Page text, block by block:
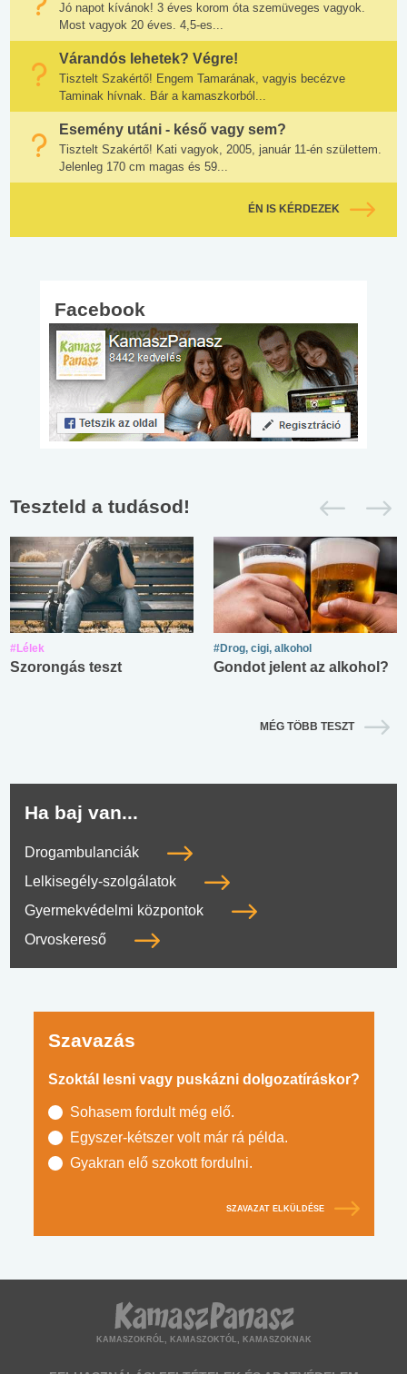
Jó napot kívánok! 3 éves korom óta szemüveges vagyok.
Most vagyok 20 éves. 4,5-es...
Várandós lehetek? Végre!
Tisztelt Szakértő! Engem Tamarának, vagyis becézve
Taminak hívnak. Bár a kamaszkorból...
Esemény utáni - késő vagy sem?
Tisztelt Szakértő! Kati vagyok, 2005, január 11-én születtem.
Jelenleg 170 cm magas és 59...
ÉN IS KÉRDEZEK
Facebook
Teszteld a tudásod!
#Lélek
Szorongás teszt
#Drog, cigi, alkohol
Gondot jelent az alkohol?
MÉG TÖBB TESZT
Ha baj van...
Drogambulanciák
Lelkisegély-szolgálatok
Gyermekvédelmi központok
Orvoskereső
Szavazás
Szoktál lesni vagy puskázni dolgozatíráskor?
Sohasem fordult még elő.
Egyszer-kétszer volt már rá példa.
Gyakran elő szokott fordulni.
SZAVAZAT ELKÜLDÉSE
KAMASZOKRÓL, KAMASZOKTÓL, KAMASZOKNAK